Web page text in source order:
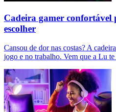
Cadeira gamer confortável
escolher
Cansou de dor nas costas? A
jogo e no trabalho. Vem que a Lu